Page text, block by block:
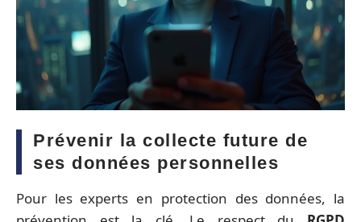
Prévenir la collecte future de
ses données personnelles
Pour les experts en protection des données, la